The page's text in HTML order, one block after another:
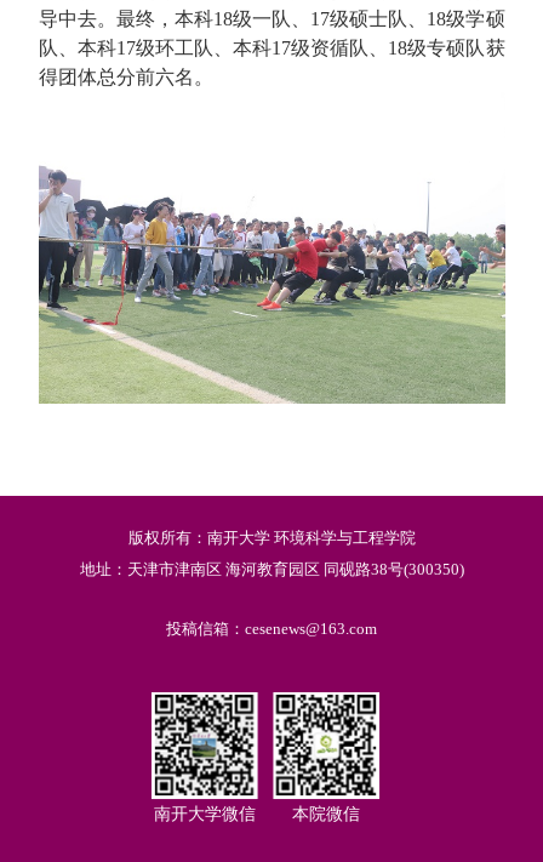
导中去。最终，本科18级一队、 17级硕士队、 18级学硕
队、本科17级环工队、本科17级资循队、 18级专硕队获
得团体总分前六名。
版权所有：南开大学 环境科学与工程学院
地址：天津市津南区 海河教育园区 同砚路38号(300350)
投稿信箱：cesenews@163.com
南开大学微信 本院微信